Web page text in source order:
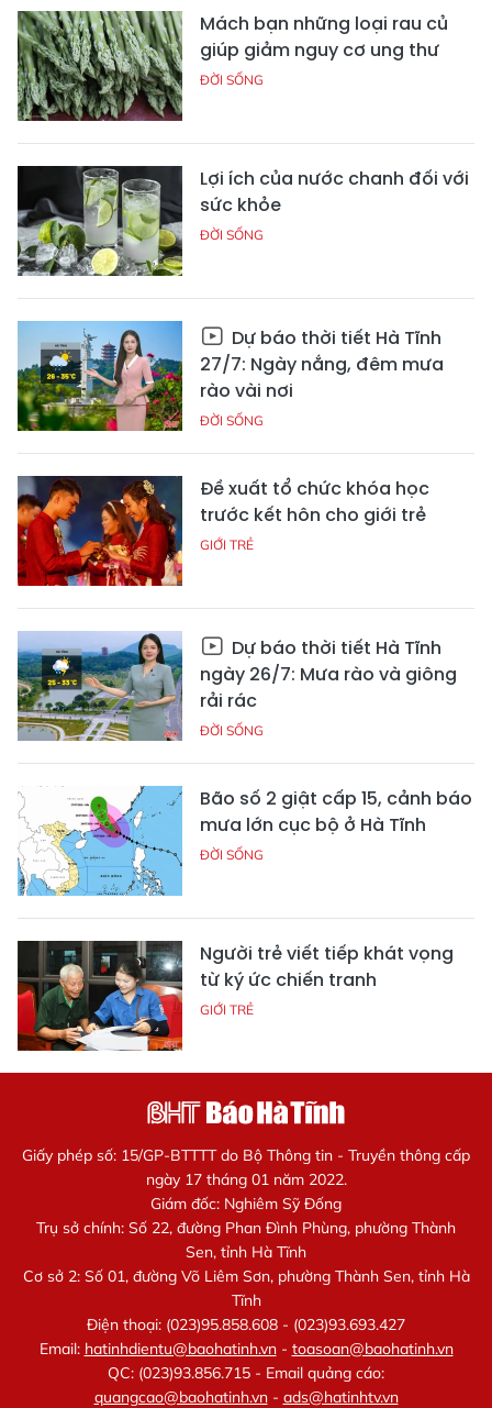
Mách bạn những loại rau củ
giúp giảm nguy cơ ung thư
ĐỜI SỐNG
Lợi ích của nước chanh đối với
sức khỏe
ĐỜI SỐNG
Dự báo thời tiết Hà Tĩnh
27/7: Ngày nắng, đêm mưa
rào vài nơi
ĐỜI SỐNG
Đề xuất tổ chức khóa học
trước kết hôn cho giới trẻ
GIỚI TRẺ
Dự báo thời tiết Hà Tĩnh
ngày 26/7: Mưa rào và giông
rải rác
ĐỜI SỐNG
Bão số 2 giật cấp 15, cảnh báo
mưa lớn cục bộ ở Hà Tĩnh
ĐỜI SỐNG
Người trẻ viết tiếp khát vọng
từ ký ức chiến tranh
GIỚI TRẺ
Giấy phép số: 15/GP-BTTTT do Bộ Thông tin - Truyền thông cấp
ngày 17 tháng 01 năm 2022.
Giám đốc: Nghiêm Sỹ Đống
Trụ sở chính: Số 22, đường Phan Đình Phùng, phường Thành
Sen, tỉnh Hà Tĩnh
Cơ sở 2: Số 01, đường Võ Liêm Sơn, phường Thành Sen, tỉnh Hà
Tĩnh
Điện thoại: (023)95.858.608 - (023)93.693.427
Email: hatinhdientu@baohatinh.vn- toasoan@baohatinh.vn
QC: (023)93.856.715 - Email quảng cáo:
quangcao@baohatinh.vn- ads@hatinhtv.vn